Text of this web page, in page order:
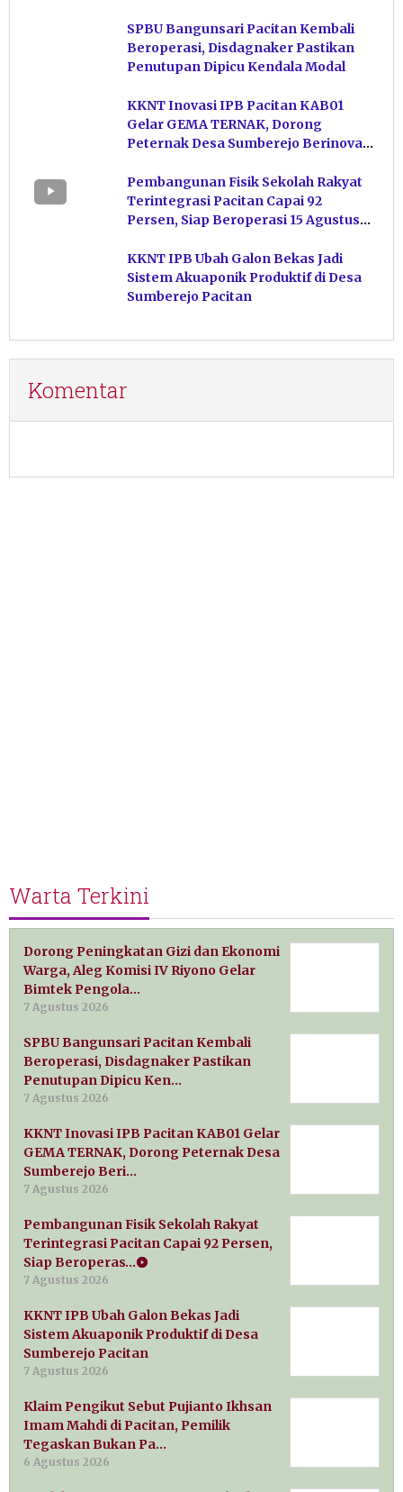
SPBU Bangunsari Pacitan Kembali
Beroperasi, Disdagnaker Pastikan
Penutupan Dipicu Kendala Modal
KKNT Inovasi IPB Pacitan KAB01
Gelar GEMA TERNAK, Dorong
Peternak Desa Sumberejo Berinovasi
Pembangunan Fisik Sekolah Rakyat
Terintegrasi Pacitan Capai 92
Persen, Siap Beroperasi 15 Agustus
KKNT IPB Ubah Galon Bekas Jadi
Sistem Akuaponik Produktif di Desa
Sumberejo Pacitan
Komentar
Warta Terkini
Dorong Peningkatan Gizi dan Ekonomi
Warga, Aleg Komisi IV Riyono Gelar
Bimtek Pengola…
7 Agustus 2026
SPBU Bangunsari Pacitan Kembali
Beroperasi, Disdagnaker Pastikan
Penutupan Dipicu Ken…
7 Agustus 2026
KKNT Inovasi IPB Pacitan KAB01 Gelar
GEMA TERNAK, Dorong Peternak Desa
Sumberejo Beri…
7 Agustus 2026
Pembangunan Fisik Sekolah Rakyat
Terintegrasi Pacitan Capai 92 Persen,
Siap Beroperas…
7 Agustus 2026
KKNT IPB Ubah Galon Bekas Jadi
Sistem Akuaponik Produktif di Desa
Sumberejo Pacitan
7 Agustus 2026
Klaim Pengikut Sebut Pujianto Ikhsan
Imam Mahdi di Pacitan, Pemilik
Tegaskan Bukan Pa…
6 Agustus 2026